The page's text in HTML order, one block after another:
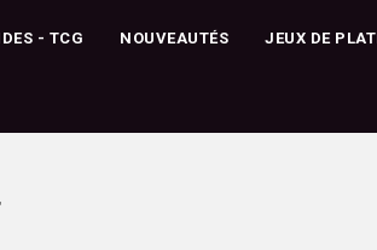
- TCG NOUVEAUTÉS JEUX DE